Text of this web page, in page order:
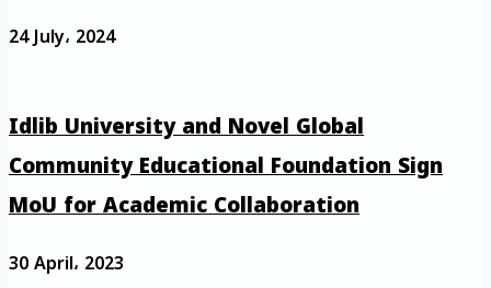
24 July، 2024
Idlib University and Novel Global
Community Educational Foundation Sign
MoU for Academic Collaboration
30 April، 2023